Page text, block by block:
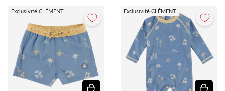
Exclusivité CLÉMENT
Choisir les options
Exclusivité CLÉMENT
Choisir